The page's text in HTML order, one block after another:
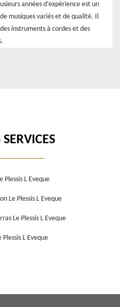
années d’expérience est un
musiques variés et de qualité. Il
instruments à cordes et des
Plessis L Eveque
Le Plessis L Eveque
Le Plessis L Eveque
L Eveque